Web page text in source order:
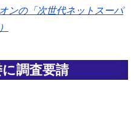
ンの「次世代ネットスーパ
調査要請